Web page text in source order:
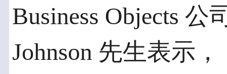
Business Objects
Johnson 先生表示